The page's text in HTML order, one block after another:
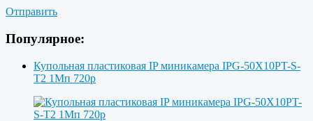
Отправить
Популярное:
Купольная пластиковая IP миникамера IPG-50X10PT-S-
T2 1Мп 720p